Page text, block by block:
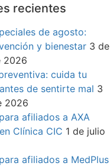
recientes
de agosto:
y bienestar 3 de
2026
cuida tu
de sentirte mal 3
2026
afiliados a AXA
Clínica CIC 1 de julio
afiliados a MedPlus